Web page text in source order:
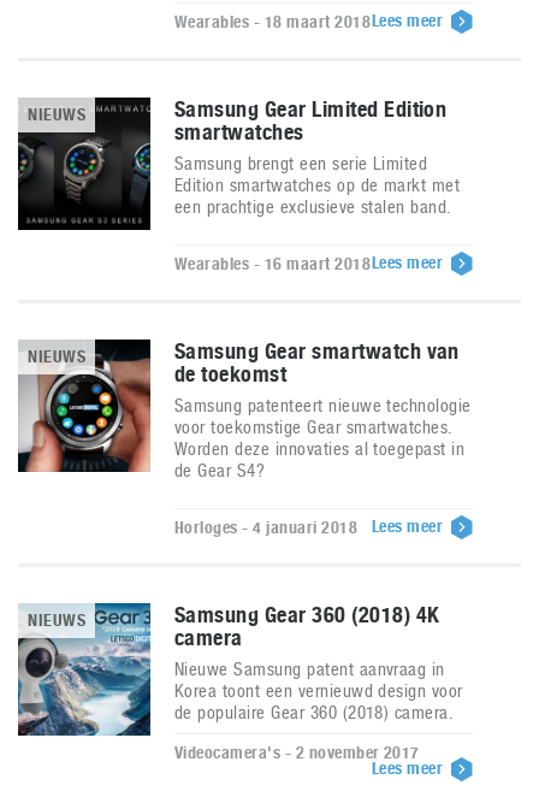
Wearables - 18 maart 2018Lees meer
NIEUWS
Samsung Gear Limited Edition
smartwatches
Samsung brengt een serie Limited
Edition smartwatches op de markt met
een prachtige exclusieve stalen band.
Wearables - 16 maart 2018Lees meer
NIEUWS
Samsung Gear smartwatch van
de toekomst
Samsung patenteert nieuwe technologie
voor toekomstige Gear smartwatches.
Worden deze innovaties al toegepast in
de Gear S4?
Horloges - 4 januari 2018 Lees meer
NIEUWS
Samsung Gear 360 (2018) 4K
camera
Nieuwe Samsung patent aanvraag in
Korea toont een vernieuwd design voor
de populaire Gear 360 (2018) camera.
Videocamera's - 2 november 2017
Lees meer